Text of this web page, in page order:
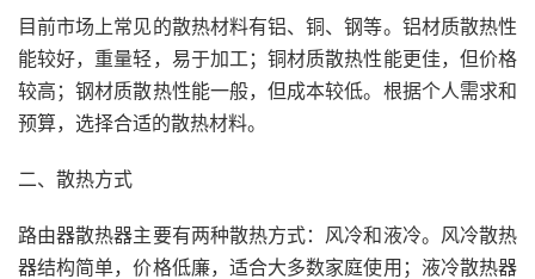
目前市场上常见的散热材料有铝、铜、钢等。铝材质散热性
能较好，重量轻，易于加工；铜材质散热性能更佳，但价格
较高；钢材质散热性能一般，但成本较低。根据个人需求和
预算，选择合适的散热材料。
二、散热方式
路由器散热器主要有两种散热方式：风冷和液冷。风冷散热
器结构简单，价格低廉，适合大多数家庭使用；液冷散热器